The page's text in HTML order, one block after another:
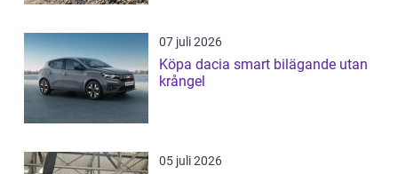
07 juli 2026
Köpa dacia smart bilägande utan
krångel
05 juli 2026